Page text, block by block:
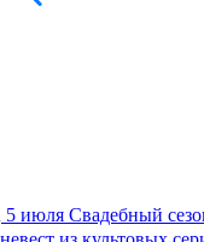
5 июля Свадебный